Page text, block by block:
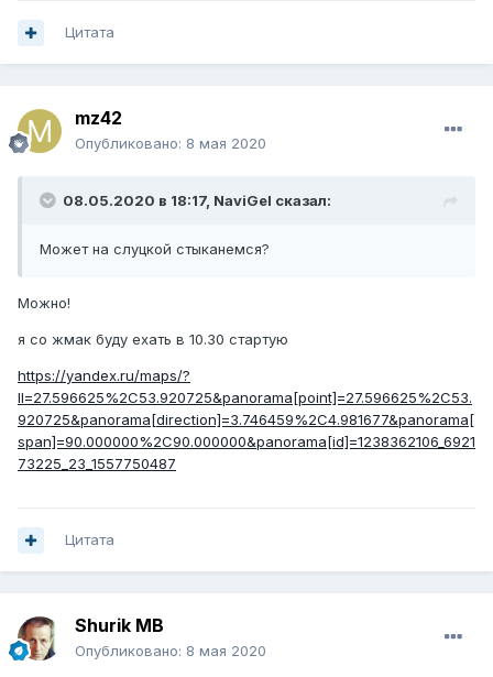
Цитата
mz42
Опубликовано: 8 мая 2020
08.05.2020 в 18:17, NaviGel сказал:
Может на слуцкой стыканемся?
Можно!
я со жмак буду ехать в 10.30 стартую
https://yandex.ru/maps/?
ll=27.596625%2C53.920725&panorama[point]=27.596625%2C53.
920725&panorama[direction]=3.746459%2C4.981677&panorama[
span]=90.000000%2C90.000000&panorama[id]=1238362106_6921
73225_23_1557750487
Цитата
Shurik MB
Опубликовано: 8 мая 2020